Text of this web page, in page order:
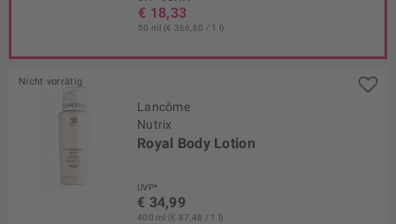
€ 18,33
50 ml (€ 366,60 / 1 l)
Nicht vorrätig
Lancôme
Nutrix
Royal Body Lotion
UVP*
€ 34,99
400 ml (€ 87,48 / 1 l)